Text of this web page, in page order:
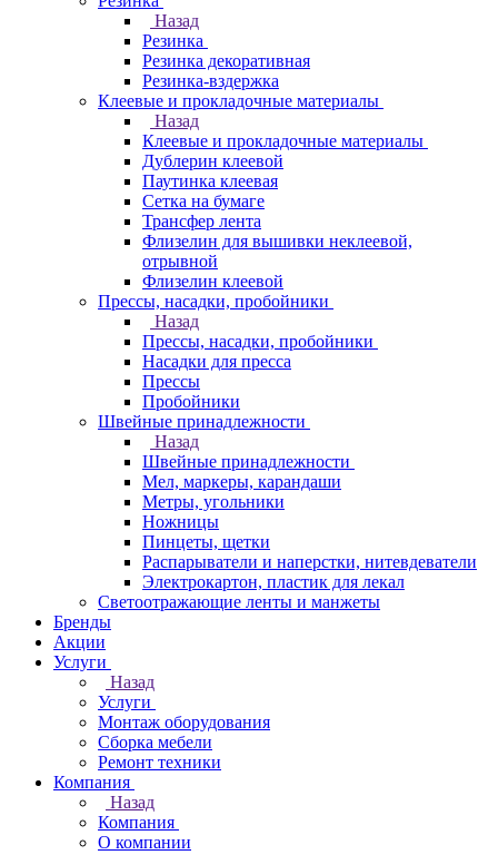
Назад
Резинка
Резинка декоративная
Резинка-вздержка
Клеевые и прокладочные материалы
Назад
Клеевые и прокладочные материалы
Дублерин клеевой
Паутинка клеевая
Сетка на бумаге
Трансфер лента
Флизелин для вышивки неклеевой,
отрывной
Флизелин клеевой
Прессы, насадки, пробойники
Назад
Прессы, насадки, пробойники
Насадки для пресса
Прессы
Пробойники
Швейные принадлежности
Назад
Швейные принадлежности
Мел, маркеры, карандаши
Метры, угольники
Ножницы
Пинцеты, щетки
Распарыватели и наперстки, нитевдеватели
Электрокартон, пластик для лекал
Светоотражающие ленты и манжеты
Бренды
Акции
Услуги
Назад
Услуги
Монтаж оборудования
Сборка мебели
Ремонт техники
Компания
Назад
Компания
О компании